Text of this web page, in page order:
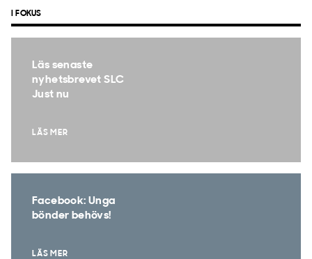
I FOKUS
Läs senaste
nyhetsbrevet SLC
Just nu
LÄS MER
Facebook: Unga
bönder behövs!
LÄS MER